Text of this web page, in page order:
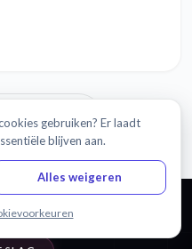
gebruiken? Er laadt
blijven aan.
Alles weigeren